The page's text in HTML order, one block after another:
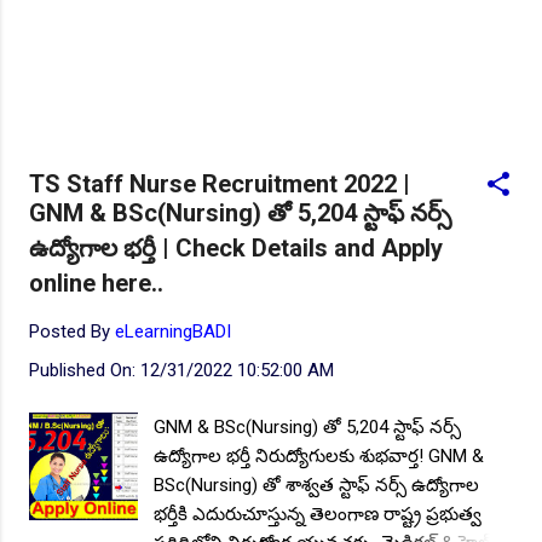
TS Staff Nurse Recruitment 2022 |
GNM & BSc(Nursing) తో 5,204 స్టాఫ్ నర్స్
ఉద్యోగాల భర్తీ | Check Details and Apply
online here..
Posted By eLearningBADI
Published On: 12/31/2022 10:52:00 AM
GNM & BSc(Nursing) తో 5,204 స్టాఫ్ నర్స్
ఉద్యోగాల భర్తీ నిరుద్యోగులకు శుభవార్త! GNM &
BSc(Nursing) తో శాశ్వత స్టాఫ్ నర్స్ ఉద్యోగాల
భర్తీకి ఎదురుచూస్తున్న తెలంగాణ రాష్ట్ర ప్రభుత్వ